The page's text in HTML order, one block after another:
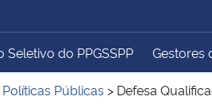
Seletivo do PPGSSPP Gestores
Públicas > Defesa